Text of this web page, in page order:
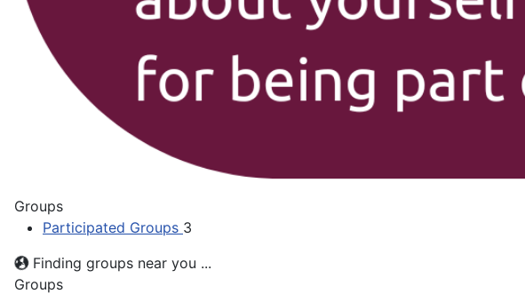
Groups
Participated Groups 3
Finding groups near you ...
Groups